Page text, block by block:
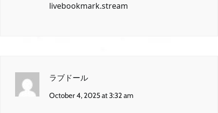
livebookmark.stream
ラブドール
October 4, 2025 at 3:32 am